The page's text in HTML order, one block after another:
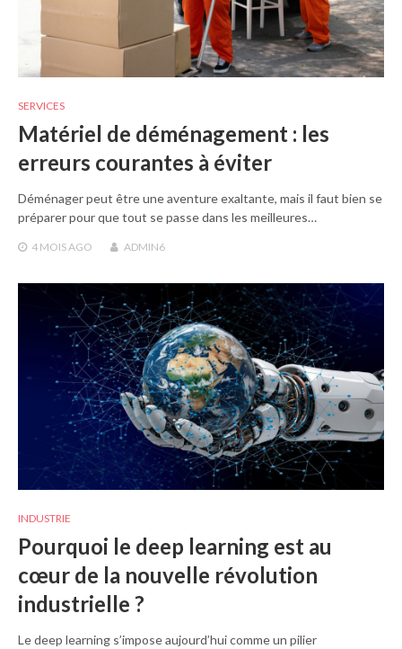
SERVICES
Matériel de déménagement : les
erreurs courantes à éviter
Déménager peut être une aventure exaltante, mais il faut bien se
préparer pour que tout se passe dans les meilleures…
4 MOIS AGO ADMIN6
INDUSTRIE
Pourquoi le deep learning est au
cœur de la nouvelle révolution
industrielle ?
Le deep learning s’impose aujourd’hui comme un pilier